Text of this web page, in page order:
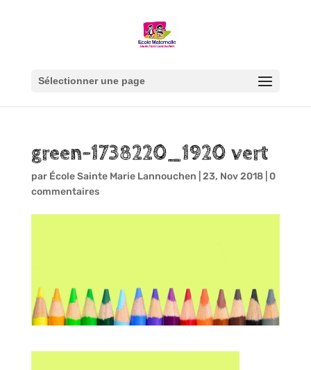
Sélectionner une page
green-1738220_1920 vert
par École Sainte Marie Lannouchen 23, Nov 2018| 0
commentaires